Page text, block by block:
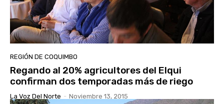
REGIÓN DE COQUIMBO
Regando al 20% agricultores del Elqui
confirman dos temporadas más de riego
La Voz Del Norte - Noviembre 13, 2015